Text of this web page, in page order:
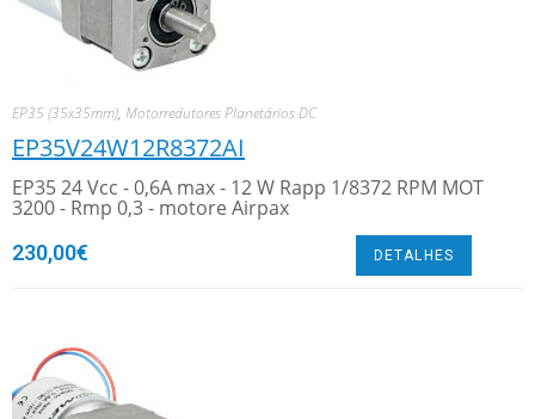
EP35 (35x35mm), Motorredutores Planetários DC
EP35V24W12R8372AI
EP35 24 Vcc - 0,6A max - 12 W Rapp 1/8372 RPM MOT
3200 - Rmp 0,3 - motore Airpax
230,00€ DETALHES